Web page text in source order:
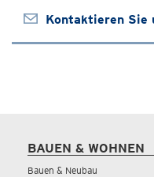
Kontaktieren Sie
BAUEN & WOHNEN
Bauen & Neubau